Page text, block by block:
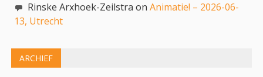
Rinske Arxhoek-Zeilstra onAnimatie! – 2026-06-
13, Utrecht
ARCHIEF